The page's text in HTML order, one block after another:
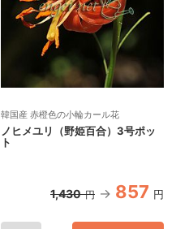
韓国産 赤橙色の小輪カール花
ノヒメユリ（野姫百合）3号ポッ
ト
1,430 円 857 円